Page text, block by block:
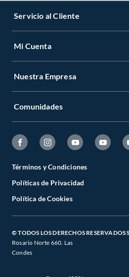
Servicio al Cliente
Mi Cuenta
Nuestra Empresa
Comunidades
Términos y Condiciones
Políticas de Privacidad
Política de Cookies
© TODOS LOS DERECHOS RESERVADOS
Rosario Norte 660. Las
Condes